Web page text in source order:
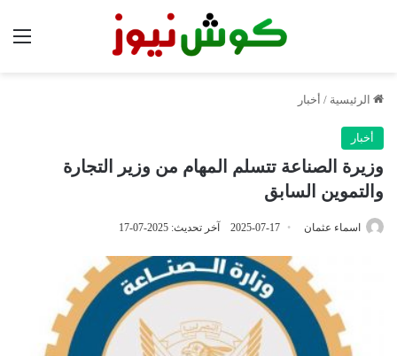
الرئيسية / أخبار
أخبار
وزيرة الصناعة تتسلم المهام من وزير التجارة
والتموين السابق
اسماء عثمان 2025-07-17 آخر تحديث: 2025-07-17